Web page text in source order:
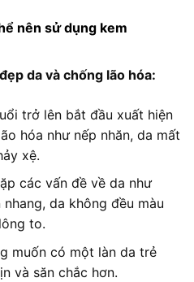
nên sử dụng kem
da và chống lão hóa:
trở lên bắt đầu xuất hiện
hóa như nếp nhăn, da mất
xệ.
các vấn đề về da như
nhang, da không đều màu
to.
muốn có một làn da trẻ
và săn chắc hơn.